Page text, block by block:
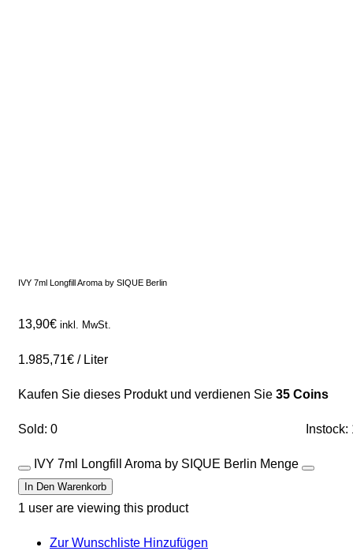
IVY 7ml Longfill Aroma by SIQUE Berlin
13,90€ inkl. MwSt.
1.985,71€ / Liter
Kaufen Sie dieses Produkt und verdienen Sie 35 Coins
Sold: 0 Instock:
IVY 7ml Longfill Aroma by SIQUE Berlin Menge
In Den Warenkorb
1 user are viewing this product
Zur Wunschliste Hinzufügen